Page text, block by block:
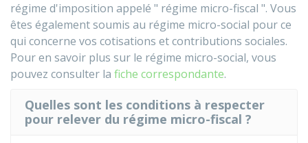
régime d'imposition appelé " régime micro-fiscal ". Vous
êtes également soumis au régime micro-social pour ce
qui concerne vos cotisations et contributions sociales.
Pour en savoir plus sur le régime micro-social, vous
pouvez consulter la fiche correspondante.
Quelles sont les conditions à respecter
pour relever du régime micro-fiscal ?